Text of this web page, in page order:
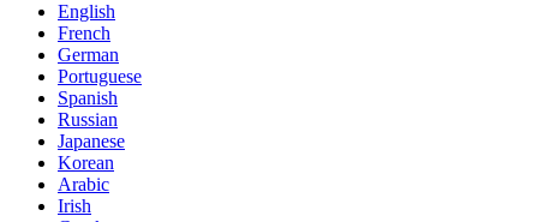
English
French
German
Portuguese
Spanish
Russian
Japanese
Korean
Arabic
Irish